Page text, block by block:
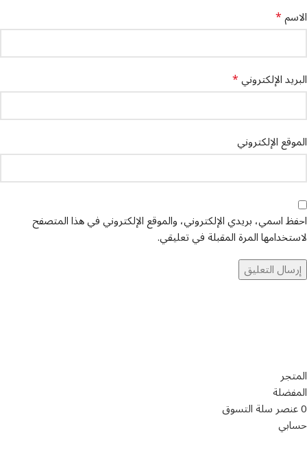
الاسم*
البريد الإلكتروني*
الموقع الإلكتروني
احفظ اسمي، بريدي الإلكتروني، والموقع الإلكتروني في هذا المتصفح
لاستخدامها المرة المقبلة في تعليقي.
المتجر
المفضلة
0عنصرسلة التسوق
حسابي